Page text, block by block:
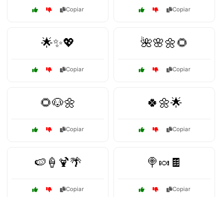
Copiar Copiar
🌟✨💖
Copiar
🌺🌸🌼🌻
Copiar
🌻🐶🌼
Copiar
🍀🌼🌟
Copiar
🍉🍦🍹🌴
Copiar
🍭🍬🍫
Copiar